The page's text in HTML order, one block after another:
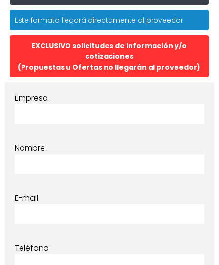
Este formato llegará directamente al proveedor
EXCLUSIVO solicitudes de información y/o
cotizaciones
(Propuestas u Ofertas no llegarán al proveedor)
Empresa
Nombre
E-mail
Teléfono